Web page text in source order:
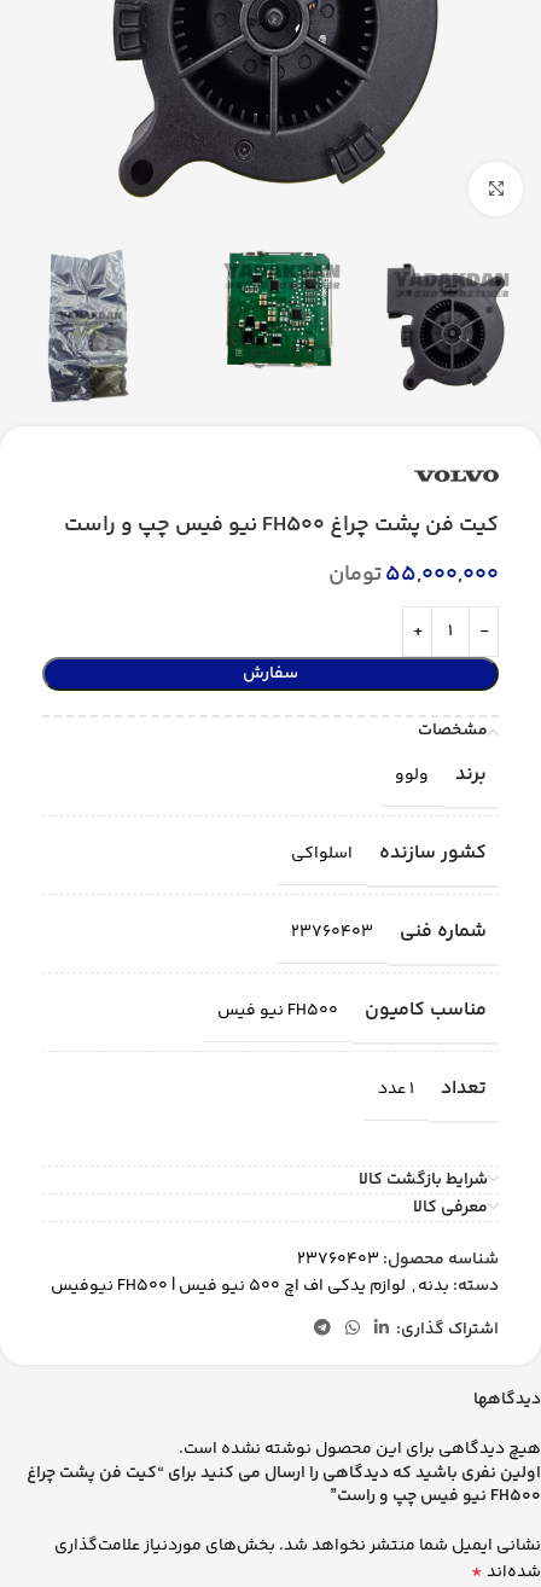
کیت فن پشت چراغ FH500 نیو فیس چپ و راست
55,000,000تومان
سفارش
مشخصات
برند ولوو
کشور سازنده اسلواکی
شماره فنی 23760403
مناسب کامیون FH500 نیو فیس
تعداد 1 عدد
شرایط بازگشت کالا
معرفی کالا
شناسه محصول: 23760403
دسته: بدنه, لوازم یدکی اف اچ 500 نیو فیس | FH500 نیوفیس
اشتراک گذاری:
دیدگاهها
هیچ دیدگاهی برای این محصول نوشته نشده است.
اولین نفری باشید که دیدگاهی را ارسال می کنید برای “کیت فن پشت چراغ
FH500 نیو فیس چپ و راست”
نشانی ایمیل شما منتشر نخواهد شد. بخش‌های موردنیاز علامت‌گذاری
شده‌اند*